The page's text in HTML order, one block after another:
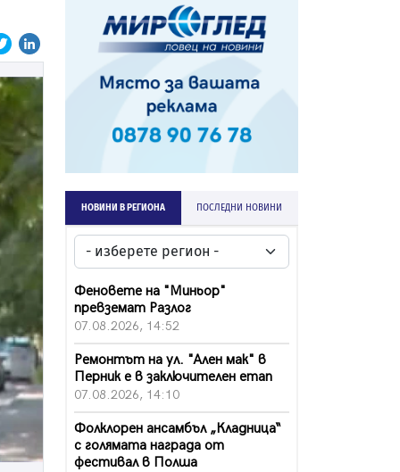
НОВИНИ В РЕГИОНА ПОСЛЕДНИ НОВИНИ
Феновете на "Миньор"
превземат Разлог
07.08.2026, 14:52
Ремонтът на ул. "Ален мак" в
Перник е в заключителен етап
07.08.2026, 14:10
Фолклорен ансамбъл „Кладница“
с голямата награда от
фестивал в Полша